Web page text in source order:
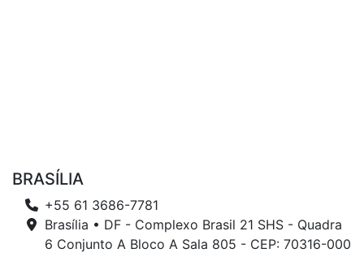
BRASÍLIA
+55 61 3686-7781
Brasília • DF - Complexo Brasil 21 SHS - Quadra
6 Conjunto A Bloco A Sala 805 - CEP: 70316-000